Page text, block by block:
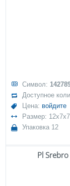
Символ:
Доступное
Цена: войдите
Размер: 12x7x7
Упаковка 12
Pl Srebro